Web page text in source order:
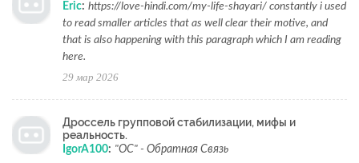
Eric: https://love-hindi.com/my-life-shayari/ constantly i used
to read smaller articles that as well clear their motive, and
that is also happening with this paragraph which I am reading
here.
29 мар 2026
Дроссель групповой стабилизации, мифы и
реальность.
IgorA100: "ОС" - Обратная Связь